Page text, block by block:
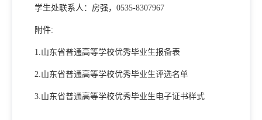
学生处联系人：房强，0535-8307967
附件:
1.山东省普通高等学校优秀毕业生报备表
2.山东省普通高等学校优秀毕业生评选名单
3.山东省普通高等学校优秀毕业生电子证书样式